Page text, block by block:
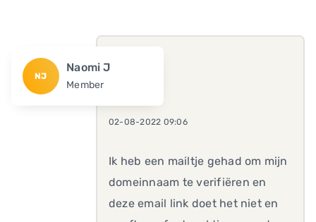
NJ
Naomi J
Member
02-08-2022 09:06
Ik heb een mailtje gehad om mijn
domeinnaam te verifiëren en
deze email link doet het niet en